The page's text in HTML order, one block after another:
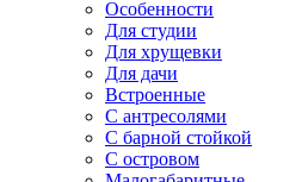
Особенности
Для студии
Для хрущевки
Для дачи
Встроенные
С антресолями
С барной стойкой
С островом